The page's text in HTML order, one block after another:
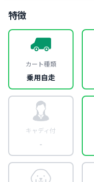
特徴
カート種類
乗用自走
キャディ付
-